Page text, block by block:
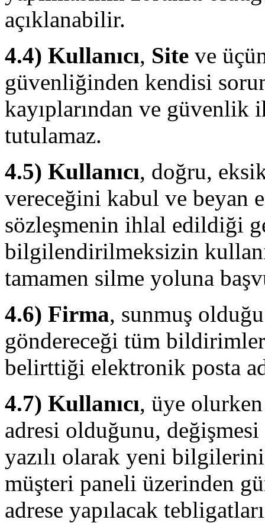
açıklanabilir.
4.4) Kullanıcı, Site ve
güvenliğinden kendisi
kayıplarından ve
tutulamaz.
4.5) Kullanıcı, doğru,
vereceğini kabul ve beyan
sözleşmenin ihlal edildiği
bilgilendirilmeksizin
tamamen silme yoluna
4.6) Firma, sunmuş
göndereceği tüm
belirttiği elektronik posta
4.7) Kullanıcı, üye
adresi olduğunu,
yazılı olarak yeni
müşteri paneli üzerinden
adrese yapılacak